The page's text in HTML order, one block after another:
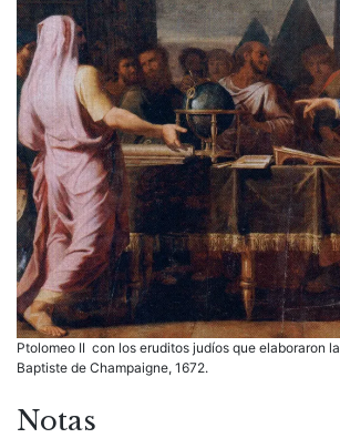
Ptolomeo II con los eruditos judíos que elaboraron la
Baptiste de Champaigne, 1672.
Notas